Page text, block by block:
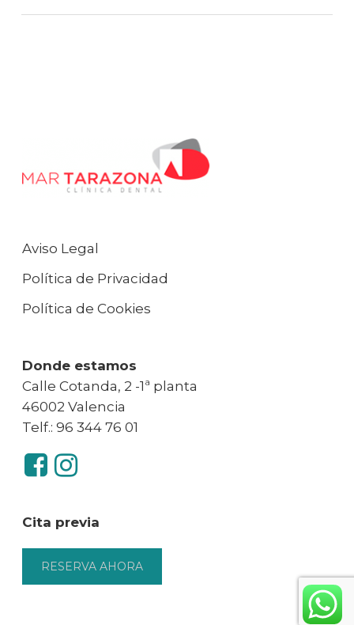
Aviso Legal
Política de Privacidad
Política de Cookies
Donde estamos
Calle Cotanda, 2 -1ª planta
46002 Valencia
Telf.: 96 344 76 01
Cita previa
RESERVA AHORA